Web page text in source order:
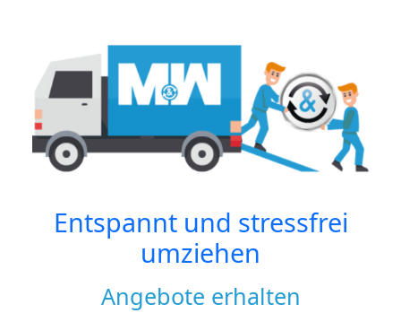
Entspannt und stressfrei
umziehen
Angebote erhalten